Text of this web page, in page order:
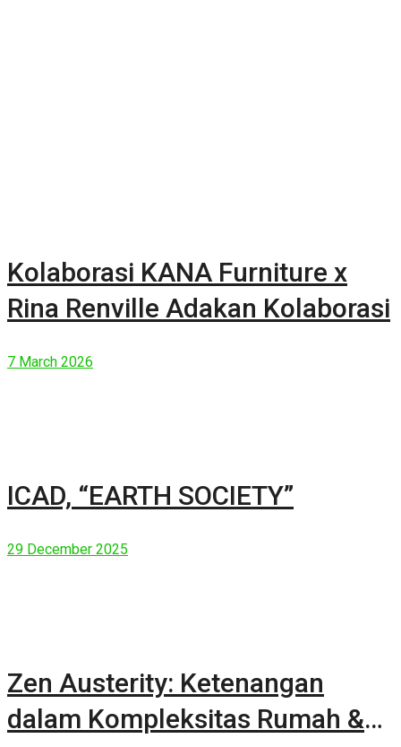
Kolaborasi KANA Furniture x
Rina Renville Adakan Kolaborasi
7 March 2026
ICAD, “EARTH SOCIETY”
29 December 2025
Zen Austerity: Ketenangan
dalam Kompleksitas Rumah &